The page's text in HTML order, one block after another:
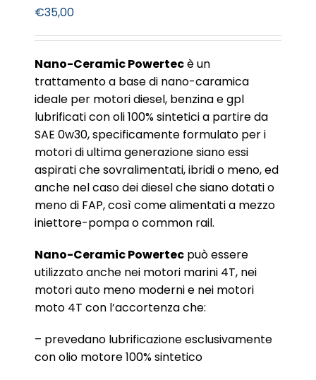
€35,00
Nano-Ceramic Powertecè un
trattamento a base di nano-caramica
ideale per motori diesel, benzina e gpl
lubrificati con oli 100% sintetici a partire da
SAE 0w30, specificamente formulato per i
motori di ultima generazione siano essi
aspirati che sovralimentati, ibridi o meno, ed
anche nel caso dei diesel che siano dotati o
meno di FAP, così come alimentati a mezzo
iniettore-pompa o common rail.
Nano-Ceramic Powertec può essere
utilizzato anche nei motori marini 4T, nei
motori auto meno moderni e nei motori
moto 4T con l’accortenza che:
– prevedano lubrificazione esclusivamente
con olio motore 100% sintetico